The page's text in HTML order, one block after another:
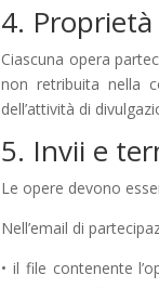
4.
Ciascuna opera
non retribuita nella
dell’attività di
5. Invii e
Le opere devono
Nell’email di
• il file contenente